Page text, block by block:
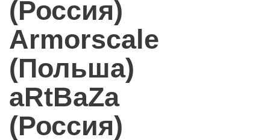
(Россия)
Armorscale
(Польша)
aRtBaZa
(Россия)